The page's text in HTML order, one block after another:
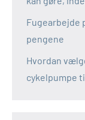
Fugearbejde
pengene
Hvordan
cykelpumpe